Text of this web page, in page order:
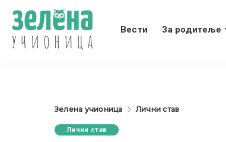
Вести За родитеље
Зелена учионица Лични став
Лични став